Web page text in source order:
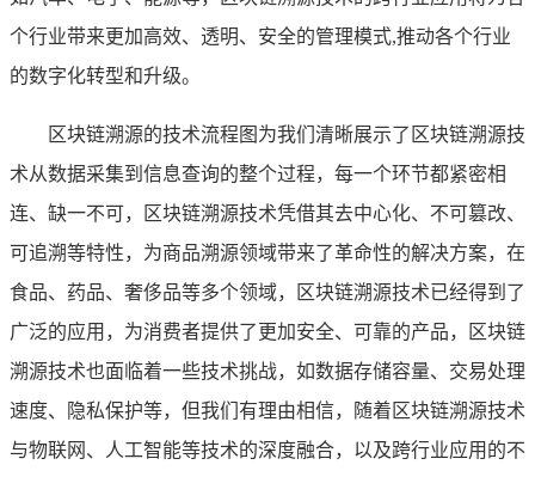
个行业带来更加高效、透明、安全的管理模式,推动各个行业
的数字化转型和升级。
区块链溯源的技术流程图为我们清晰展示了区块链溯源技
术从数据采集到信息查询的整个过程，每一个环节都紧密相
连、缺一不可，区块链溯源技术凭借其去中心化、不可篡改、
可追溯等特性，为商品溯源领域带来了革命性的解决方案，在
食品、药品、奢侈品等多个领域，区块链溯源技术已经得到了
广泛的应用，为消费者提供了更加安全、可靠的产品，区块链
溯源技术也面临着一些技术挑战，如数据存储容量、交易处理
速度、隐私保护等，但我们有理由相信，随着区块链溯源技术
与物联网、人工智能等技术的深度融合，以及跨行业应用的不